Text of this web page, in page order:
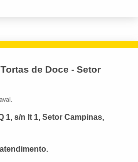
de Doce - Setor
1, s/n lt 1, Setor Campinas,